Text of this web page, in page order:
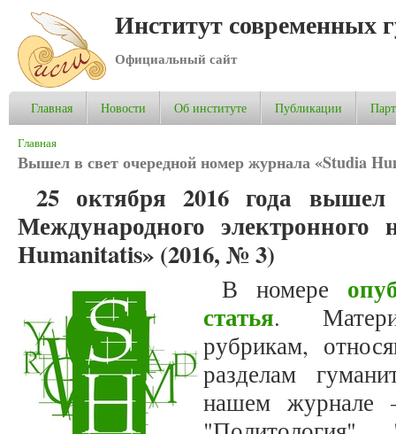
Институт современных
Официальный сайт
Главная Новости Об институте Публикации
Вы здесь
Главная
Вышел в свет очередной номер журнала «Studia
25 октября 2016 года
Международного электронного
Humanitatis» (2016, № 3)
В номере
статья.
рубрикам,
разделам
нашем журнале